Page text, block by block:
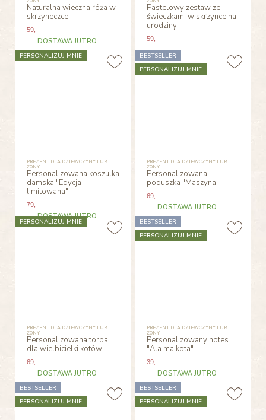
Naturalna wieczna róża w
skrzyneczce
59,-
DOSTAWA JUTRO
Pastelowy zestaw ze
świeczkami w skrzynce na
urodziny
59 ,-
PREZENT DLA DZIEWCZYNY LUB
ŻONY
Personalizowana koszulka
damska "Edycja
limitowana"
79,-
DOSTAWA JUTRO
PERSONALIZUJ MNIE
PREZENT DLA DZIEWCZYNY LUB
ŻONY
Personalizowana
poduszka "Maszyna"
69 ,-
DOSTAWA JUTRO
BESTSELLER
PERSONALIZUJ MNIE
PREZENT DLA DZIEWCZYNY LUB
ŻONY
Personalizowana torba
dla wielbicielki kotów
69,-
DOSTAWA JUTRO
PERSONALIZUJ MNIE
PREZENT DLA DZIEWCZYNY LUB
ŻONY
Personalizowany notes
"Ala ma kota"
39 ,-
DOSTAWA JUTRO
BESTSELLER
PERSONALIZUJ MNIE
BESTSELLER
PERSONALIZUJ MNIE
BESTSELLER
PERSONALIZUJ MNIE